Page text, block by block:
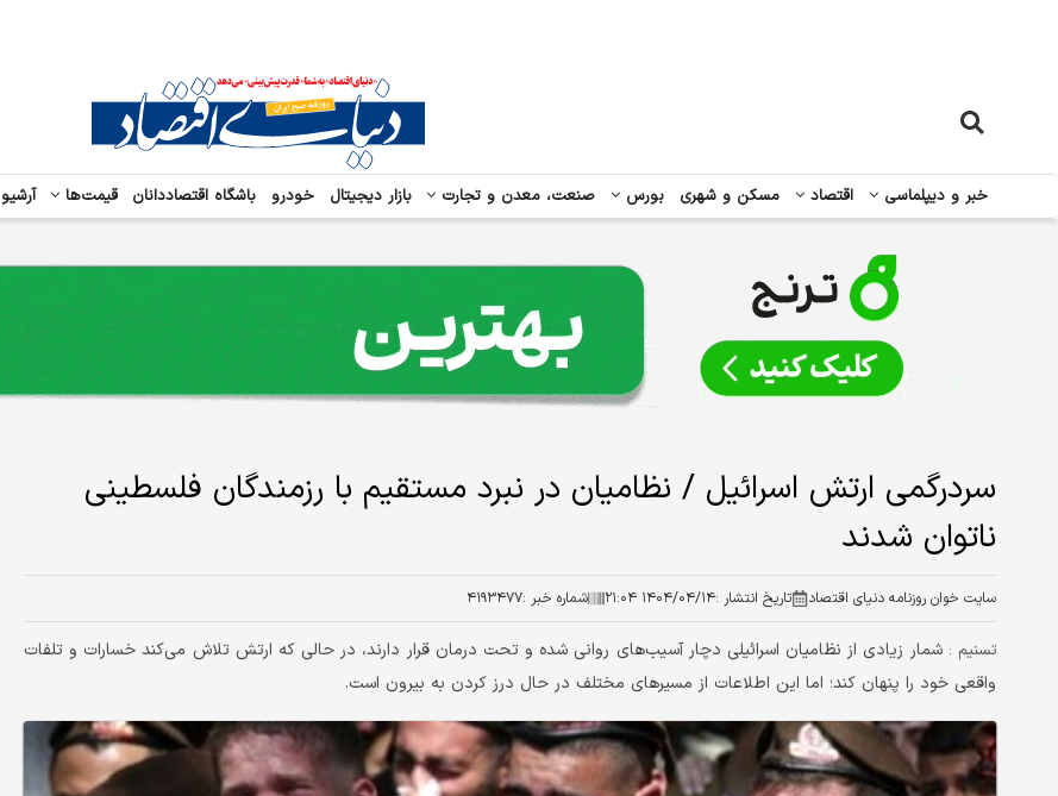
خبر و دیپلماسی اقتصاد مسکن و شهری بورس صنعت، معدن و تجارت بازار دیجیتال خودرو باشگاه اقتصاددانان قیمت‌ها آرشیو
سردرگمی ارتش اسرائیل / نظامیان در نبرد مستقیم با رزمندگان فلسطینی
ناتوان‌ شدند
سایت خوان روزنامه دنیای اقتصاد تاریخ انتشار :۱۴۰۴/۰۴/۱۴ ۲۱:۰۴ شماره خبر :۴۱۹۳۴۷۷
تسنیم :شمار زیادی از نظامیان اسرائیلی دچار آسیب‌های روانی شده و تحت درمان قرار دارند، در حالی که ارتش تلاش می‌کند خسارات و تلفات
واقعی خود را پنهان کند؛ اما این اطلاعات از مسیرهای مختلف در حال درز کردن به بیرون است.